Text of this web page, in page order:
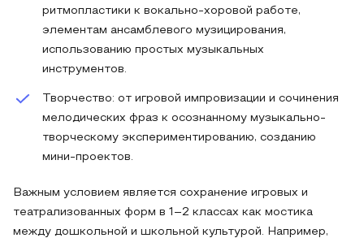
ритмопластики к вокально-хоровой работе,
элементам ансамблевого музицирования,
использованию простых музыкальных
инструментов.
Творчество: от игровой импровизации и сочинения
мелодических фраз к осознанному музыкально-
творческому экспериментированию, созданию
мини-проектов.
Важным условием является сохранение игровых и
театрализованных форм в 1–2 классах как мостика
между дошкольной и школьной культурой. Например,